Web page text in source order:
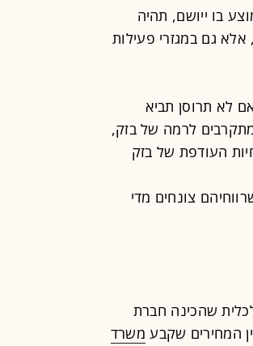
בו ייושם, תהיה
גם במגזרי פעילות
לא תרוסן תביא
לרמה של בזק,
העודפת של בזק
צונחים מדי
שהכינה חברת
המחירים שקבע משרד